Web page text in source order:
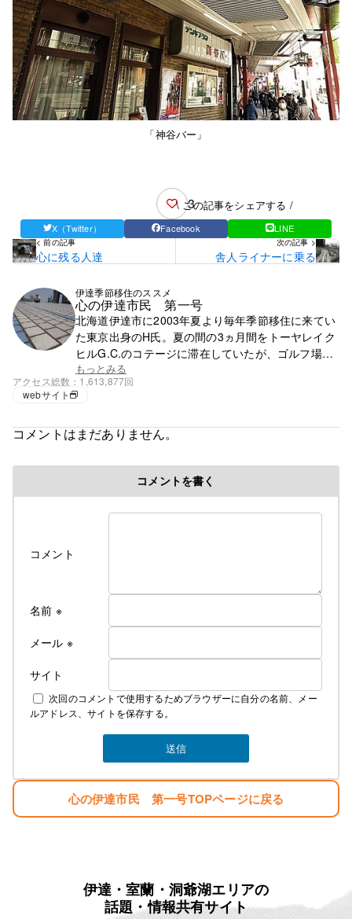
「神谷バー」
3
\ この記事をシェアする /
X（Twitter） Facebook LINE
< 前の記事
心に残る人達
次の記事 >
舎人ライナーに乗る
伊達季節移住のススメ
心の伊達市民 第一号
北海道伊達市に2003年夏より毎年季節移住に来てい
た東京出身のH氏。夏の間の3ヵ月間をトーヤレイク
ヒルG.C.のコテージに滞在していたが、ゴルフ場の
閉鎖で滞在先を失う。それ以降は行く先が無く、都
心で徘徊の毎日。
もっとみる
アクセス総数
1,613,877回
webサイト
コメントはまだありません。
コメントを書く
コメント
名前 ※
メール ※
サイト
次回のコメントで使用するためブラウザーに自分の名前、メー
ルアドレス、サイトを保存する。
心の伊達市民 第一号TOPページに戻る
伊達・室蘭・洞爺湖エリアの
話題・情報共有サイト